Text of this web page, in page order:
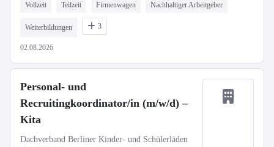
Vollzeit Teilzeit Firmenwagen Nachhaltiger Arbeitgeber
Weiterbildungen 3
02.08.2026
Personal- und
Recruitingkoordinator/in (m/w/d) –
Kita
Dachverband Berliner Kinder- und Schülerläden